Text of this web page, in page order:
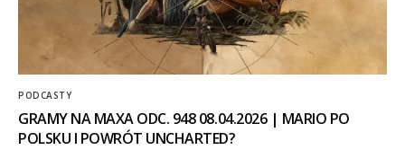
PODCASTY
GRAMY NA MAXA ODC. 948 08.04.2026 | MARIO PO
POLSKU I POWRÓT UNCHARTED?